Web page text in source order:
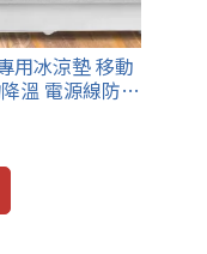
用冰涼墊 移動